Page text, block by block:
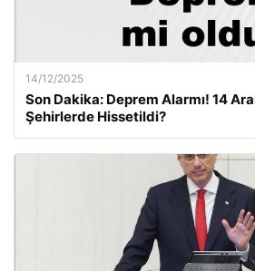
14/12/2025
Son Dakika: Deprem Alarmı! 14
Şehirlerde Hissetildi?